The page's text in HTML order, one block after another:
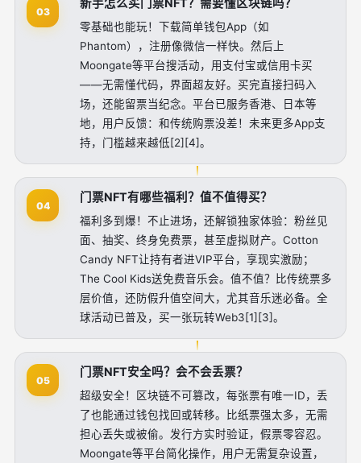
03
新手怎么买门票NFT？需要懂区块链吗？
零基础也能玩！下载简单钱包App（如
Phantom），注册像微信一样快。然后上
Moongate等平台搜活动，用支付宝或信用卡买
——无需懂代码，界面超友好。买完直接扫码入
场，还能留票当纪念。平台已服务香港、日本等
地，用户反馈：和传统购票没差！未来更多App支
持，门槛越来越低[2][4]。
04
门票NFT有哪些福利？值不值得买？
福利多到爆！不止进场，还解锁独家体验：粉丝见
面、抽奖、终身免费票，甚至虚拟财产。Cotton
Candy NFT让持有者进VIP平台，享现实激励；
The Cool Kids送免费音乐会。值不值？比传统票多
层价值，还防假升值空间大，尤其音乐迷必备。全
球活动已普及，买一张玩转Web3[1][3]。
05
门票NFT安全吗？会不会丢票？
超级安全！区块链不可篡改，每张票有唯一ID，丢
了也能通过钱包找回或转移。比纸票强太多，无需
担心丢失或被偷。发行方实时验证，假票零容忍。
Moongate等平台简化操作，用户无需复杂设置，